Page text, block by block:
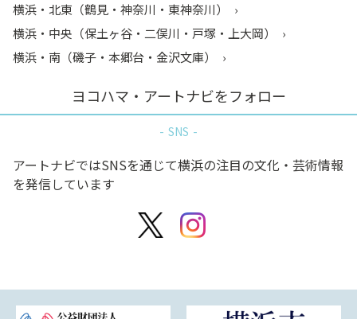
横浜・北東（鶴見・神奈川・東神奈川）
横浜・中央（保土ヶ谷・二俣川・戸塚・上大岡）
横浜・南（磯子・本郷台・金沢文庫）
ヨコハマ・アートナビをフォロー
SNS
アートナビではSNSを通じて横浜の注目の文化・芸術情報
を発信しています